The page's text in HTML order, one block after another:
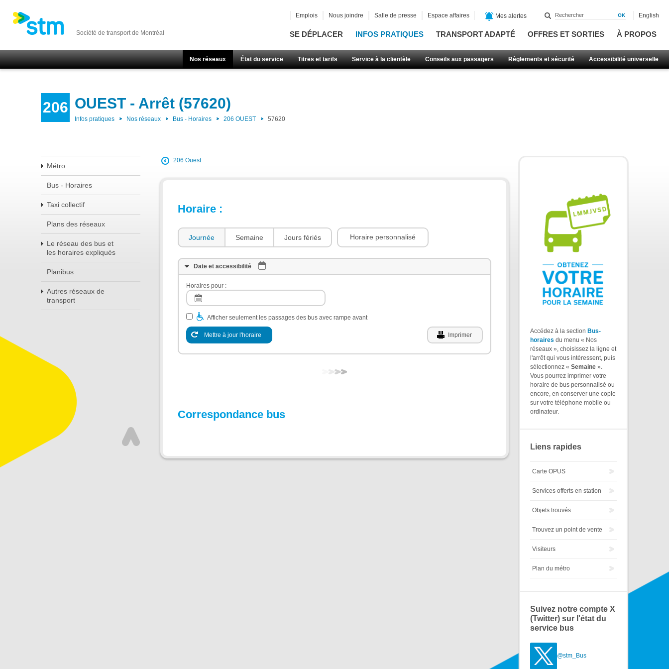
Société de transport de Montréal SE DÉPLACER INFOS PRATIQUES TRANSPORT ADAPTÉ OFFRES ET SORTIES À PROPOS
Nos réseaux État du service Titres et tarifs Service à la clientèle Conseils aux passagers Règlements et sécurité Accessibilité universelle
Emplois Nous joindre Salle de presse Espace affaires Mes alertes English
206 OUEST - Arrêt (57620)
Infos pratiques Nos réseaux Bus - Horaires 206 OUEST 57620
Métro
Bus - Horaires
Taxi collectif
Plans des réseaux
Le réseau des bus et
les horaires expliqués
Planibus
Autres réseaux de
transport
206 Ouest
Horaire :
Journée Semaine Jours fériés Horaire personnalisé
Date et accessibilité
Horaires pour :
Afficher seulement les passages des bus avec rampe avant
Mettre à jour l'horaire Imprimer
Correspondance bus
Accédez à la section Bus-
horaires du menu « Nos
réseaux », choisissez la ligne et
l'arrêt qui vous intéressent, puis
sélectionnez « Semaine ».
Vous pourrez imprimer votre
horaire de bus personnalisé ou
encore, en conserver une copie
sur votre téléphone mobile ou
ordinateur.
Liens rapides
Carte OPUS
Services offerts en station
Objets trouvés
Trouvez un point de vente
Visiteurs
Plan du métro
Suivez notre compte X
(Twitter) sur l'état du
service bus
@stm_Bus